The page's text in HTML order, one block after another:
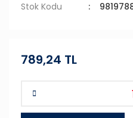
Stok Kodu
789,24 TL